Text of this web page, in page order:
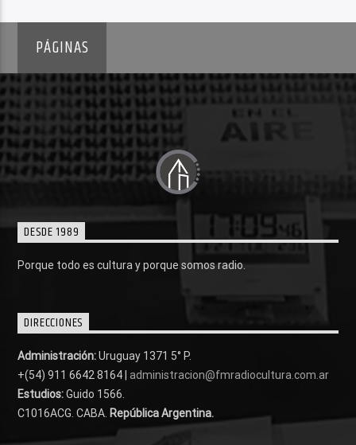
PÁGINAS
DESDE 1989
Porque todo es cultura y porque somos radio.
DIRECCIONES
Administración:Uruguay 1371 5° P.
+(54) 911 6642 8164 | administracion@fmradiocultura.com.ar
Estudios:Guido 1566.
C1016ACG . CABA. República Argentina.